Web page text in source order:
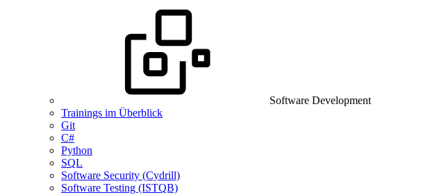
Software Development
Trainings im Überblick
Git
C#
Python
SQL
Software Security (Cydrill)
Software Testing (ISTQB)